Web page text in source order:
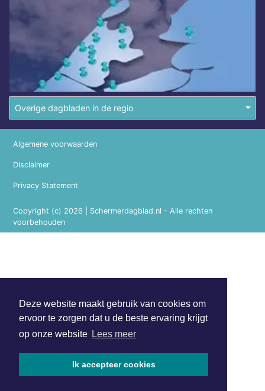
Deze website maakt gebruik van cookies om
ervoor te zorgen dat u de beste ervaring krijgt
op onze website Lees meer
Ik accepteer cookies
Overige dagbladen in de regio
Copyright (c) 2026 | Schermerdagblad.nl - Alle rechten
voorbehouden
Algemene voorwaarden
Disclaimer
Privacy Statement